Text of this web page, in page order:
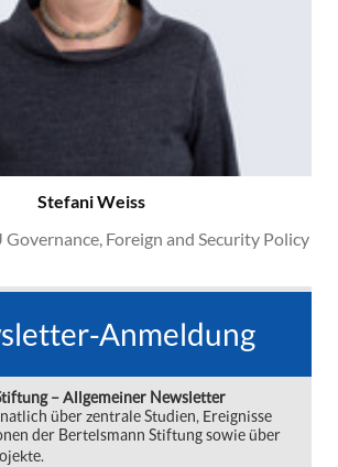
Stefani Weiss
Governance, Foreign and Security Policy
Anmeldung
– Allgemeiner Newsletter
über zentrale Studien, Ereignisse
der Bertelsmann Stiftung sowie über